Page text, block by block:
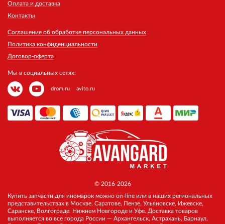
Оплата и доставка
Контакты
Соглашение об обработке персональных данных
Политика конфиденциальности
Договор-оферта
Мы в социальных сетях:
drom.ru avito.ru
© 2016-2026
Купить запчасти для иномарок можно on-line или в наших региональных
представительствах в Москве, Саратове, Пензе, Ульяновске, Ижевске,
Саранске, Волгограде, Нижнем Новгороде и Уфе. Доставка товаров
выполняется во все города России — Архангельск, Астрахань, Барнаул,